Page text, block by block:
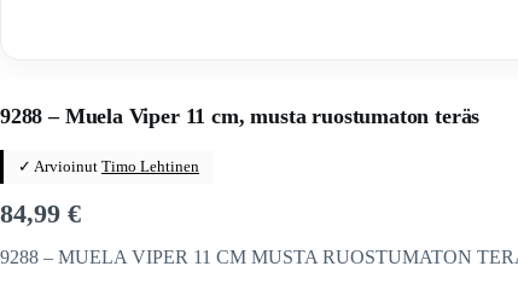
9288 – Muela Viper 11 cm, musta ruostumaton teräs
✓ Arvioinut Timo Lehtinen
84,99 €
9288 – MUELA VIPER 11 CM MUSTA RUOSTUMATON